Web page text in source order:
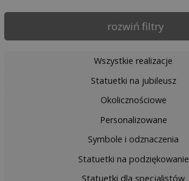
rozwiń filtry
Wszystkie realizacje
Statuetki na jubileusz
Okolicznościowe
Personalizowane
Symbole i odznaczenia
Statuetki na podziękowanie
Statuetki dla specjalistów